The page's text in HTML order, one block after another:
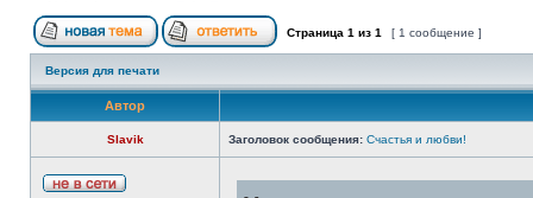
Страница 1 из 1 [ 1 сообщение ]
Версия для печати
Автор
Slavik Заголовок сообщения: Счастья и любви!